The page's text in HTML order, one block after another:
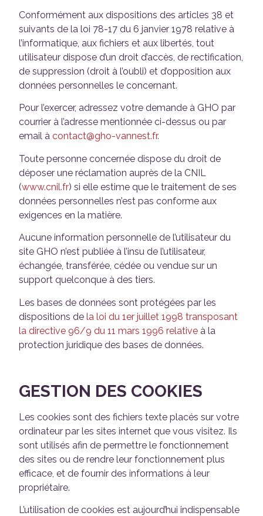
Conformément aux dispositions des articles 38 et
suivants de la loi 78-17 du 6 janvier 1978 relative à
l’informatique, aux fichiers et aux libertés, tout
utilisateur dispose d’un droit d’accès, de rectification,
de suppression (droit à l’oubli) et d’opposition aux
données personnelles le concernant.
Pour l’exercer, adressez votre demande à GHO par
courrier à l’adresse mentionnée ci-dessus ou par
email à contact@gho-vannest.fr.
Toute personne concernée dispose du droit de
déposer une réclamation auprès de la CNIL
(www.cnil.fr) si elle estime que le traitement de ses
données personnelles n’est pas conforme aux
exigences en la matière.
Aucune information personnelle de l’utilisateur du
site GHO n’est publiée à l’insu de l’utilisateur,
échangée, transférée, cédée ou vendue sur un
support quelconque à des tiers.
Les bases de données sont protégées par les
dispositions de la loi du 1er juillet 1998 transposant
la directive 96/9 du 11 mars 1996 relative à la
protection juridique des bases de données.
GESTION DES COOKIES
Les cookies sont des fichiers texte placés sur votre
ordinateur par les sites internet que vous visitez. Ils
sont utilisés afin de permettre le fonctionnement
des sites ou de rendre leur fonctionnement plus
efficace, et de fournir des informations à leur
propriétaire.
L’utilisation de cookies est aujourd’hui indispensable